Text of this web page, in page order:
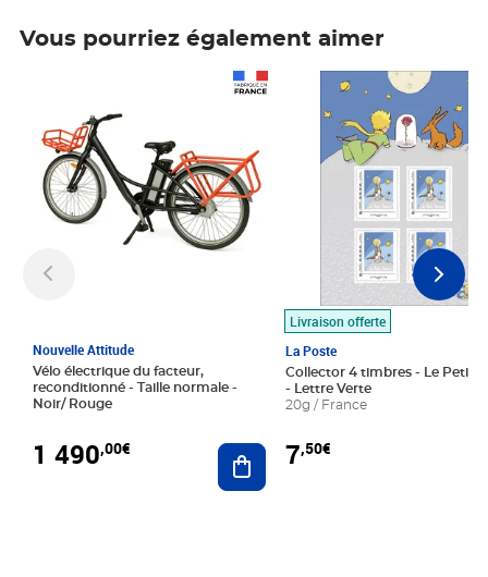
Vous pourriez également aimer
Nouvelle Attitude
Vélo électrique du facteur,
reconditionné - Taille normale -
Noir/ Rouge
1 490,00€ Ajouter au panier
Livraison offerte
La Poste
Collector 4 timbres - Le Petit
- Lettre Verte
20g / France
7,50€
Prix 7,50€